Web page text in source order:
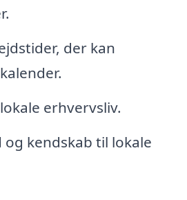
der kan
erhvervsliv.
og kendskab til lokale